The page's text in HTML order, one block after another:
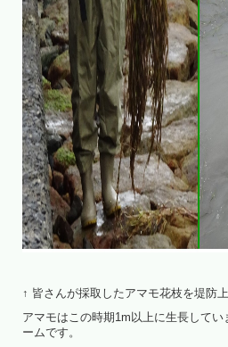
↑ 皆さんが採取したアマモ花枝を堤防
アマモはこの時期1m以上に生長して
ームです。